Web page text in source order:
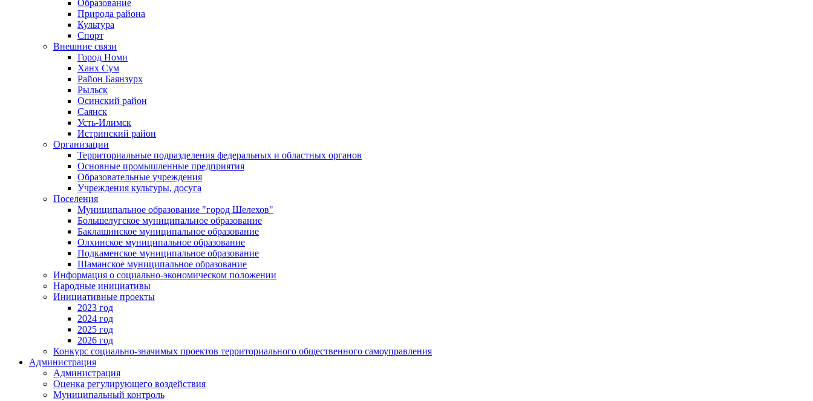
Образование
Природа района
Культура
Спорт
Внешние связи
Город Номи
Ханх Сум
Район Баянзурх
Рыльск
Осинский район
Саянск
Усть-Илимск
Истринский район
Организации
Территориальные подразделения федеральных и областных органов
Основные промышленные предприятия
Образовательные учреждения
Учреждения культуры, досуга
Поселения
Муниципальное образование "город Шелехов"
Большелугское муниципальное образование
Баклашинское муниципальное образование
Олхинское муниципальное образование
Подкаменское муниципальное образование
Шаманское муниципальное образование
Информация о социально-экономическом положении
Народные инициативы
Инициативные проекты
2023 год
2024 год
2025 год
2026 год
Конкурс социально-значимых проектов территориального общественного самоуправления
Администрация
Администрация
Оценка регулирующего воздействия
Муниципальный контроль